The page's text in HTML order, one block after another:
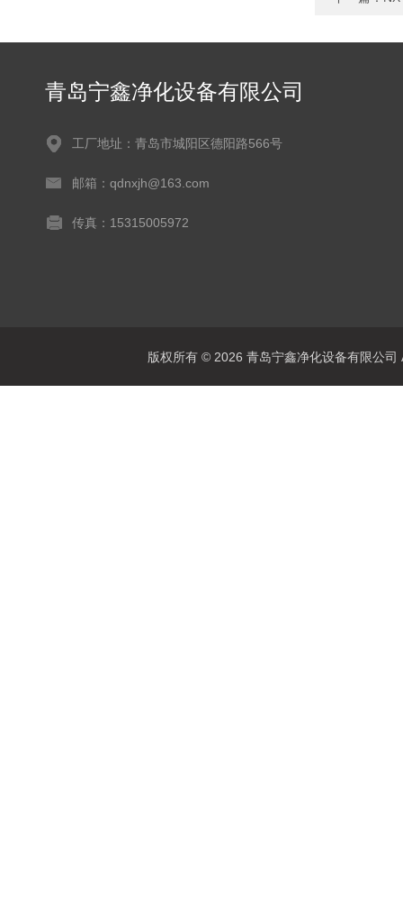
青岛宁鑫净化设备有限公司
工厂地址：青岛市城阳区德阳路566号
邮箱：qdnxjh@163.com
传真：15315005972
版权所有 © 2026 青岛宁鑫净化设备有限